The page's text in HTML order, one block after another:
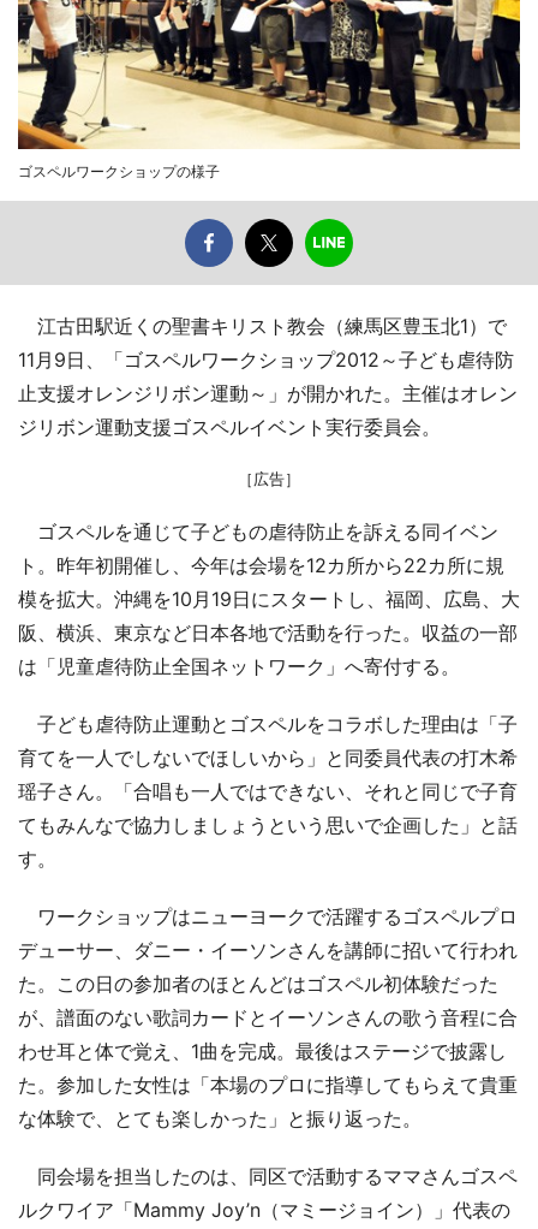
ゴスペルワークショップの様子
江古田駅近くの聖書キリスト教会（練馬区豊玉北1）で
11月9日、「ゴスペルワークショップ2012～子ども虐待防
止支援オレンジリボン運動～」が開かれた。主催はオレン
ジリボン運動支援ゴスペルイベント実行委員会。
［広告］
ゴスペルを通じて子どもの虐待防止を訴える同イベン
ト。昨年初開催し、今年は会場を12カ所から22カ所に規
模を拡大。沖縄を10月19日にスタートし、福岡、広島、大
阪、横浜、東京など日本各地で活動を行った。収益の一部
は「児童虐待防止全国ネットワーク」へ寄付する。
子ども虐待防止運動とゴスペルをコラボした理由は「子
育てを一人でしないでほしいから」と同委員代表の打木希
瑶子さん。「合唱も一人ではできない、それと同じで子育
てもみんなで協力しましょうという思いで企画した」と話
す。
ワークショップはニューヨークで活躍するゴスペルプロ
デューサー、ダニー・イーソンさんを講師に招いて行われ
た。この日の参加者のほとんどはゴスペル初体験だった
が、譜面のない歌詞カードとイーソンさんの歌う音程に合
わせ耳と体で覚え、1曲を完成。最後はステージで披露し
た。参加した女性は「本場のプロに指導してもらえて貴重
な体験で、とても楽しかった」と振り返った。
同会場を担当したのは、同区で活動するママさんゴスペ
ルクワイア「Mammy Joy’n（マミージョイン）」代表の